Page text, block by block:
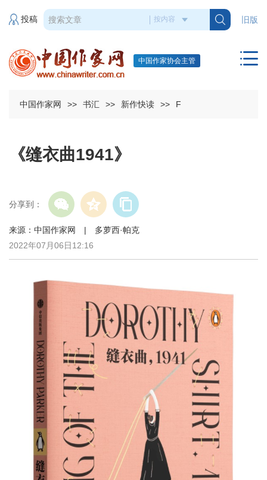
旧版
投稿
中国作家协会主管
中国作家网 >> 书汇 >> 新作快读 >> F
《缝衣曲1941》
分享到：
来源：中国作家网 | 多萝西·帕克
2022年07月06日12:16